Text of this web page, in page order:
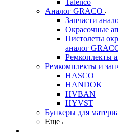
Talenco
Аналог GRACO
Запчасти
Окрасочные
Пистолеты
аналог
Ремкоплекты
Ремкомплекты и
HASCO
HANDOK
HVBAN
HYVST
Бункеры для
Еще